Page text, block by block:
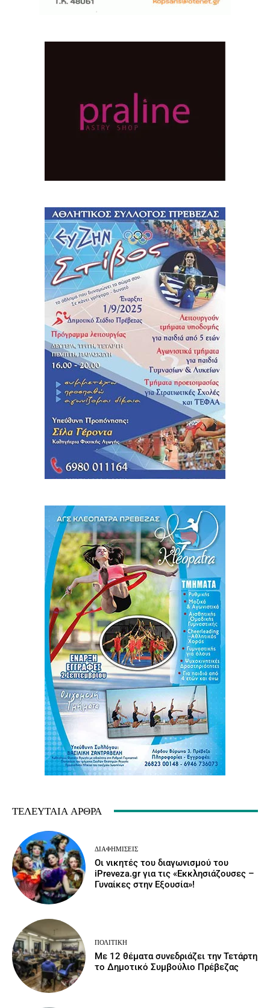
ΤΕΛΕΥΤΑΊΑ ΆΡΘΡΑ
ΔΙΑΦΗΜΊΣΕΙΣ
Οι νικητές του διαγωνισμού του
iPreveza.gr για τις «Εκκλησιάζουσες –
Γυναίκες στην Εξουσία»!
ΠΟΛΙΤΙΚΉ
Με 12 θέματα συνεδριάζει την Τετάρτη
το Δημοτικό Συμβούλιο Πρέβεζας